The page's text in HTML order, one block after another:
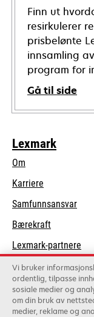
Finn ut
resirkulerer
prisbelønte
innsamling
program for
Gå til side
Lexmark
Om
Karriere
Samfunnsansvar
new
Bærekraft
Lexmark-partnere
Lexmark
Vi bruker
ordentlig, tilpasse
sosiale medier og
om din bruk av
medier, reklame og